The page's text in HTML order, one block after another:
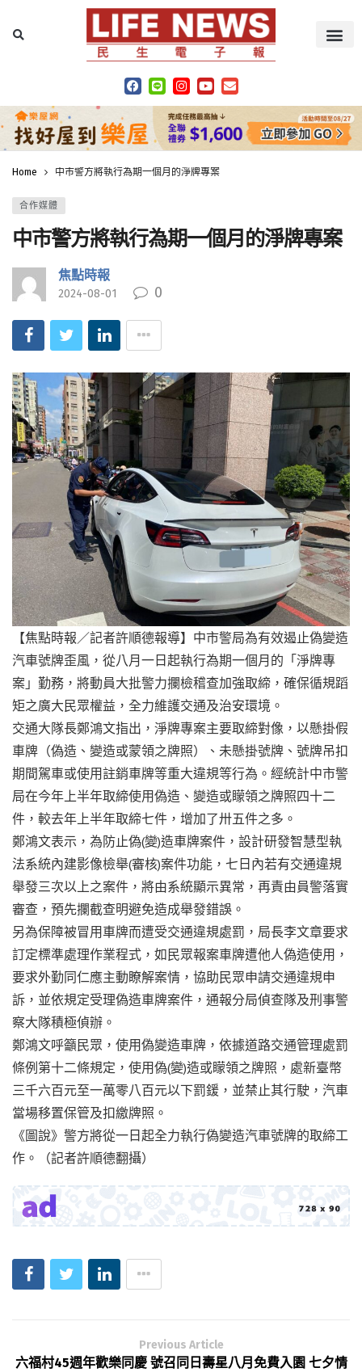
Home 中市警方將執行為期一個月的淨牌專案
合作媒體
中市警方將執行為期一個月的淨牌專案
焦點時報
2024-08-01 0
【焦點時報／記者許順德報導】中市警局為有效遏止偽變造
汽車號牌歪風，從八月一日起執行為期一個月的「淨牌專
案」勤務，將動員大批警力攔檢稽查加強取締，確保循規蹈
矩之廣大民眾權益，全力維護交通及治安環境。
交通大隊長鄭鴻文指出，淨牌專案主要取締對像，以懸掛假
車牌（偽造、變造或蒙領之牌照）、未懸掛號牌、號牌吊扣
期間駕車或使用註銷車牌等重大違規等行為。經統計中市警
局在今年上半年取締使用偽造、變造或矇領之牌照四十二
件，較去年上半年取締七件，增加了卅五件之多。
鄭鴻文表示，為防止偽(變)造車牌案件，設計研發智慧型執
法系統內建影像檢舉(審核)案件功能，七日內若有交通違規
舉發三次以上之案件，將由系統顯示異常，再責由員警落實
審查，預先攔截查明避免造成舉發錯誤。
另為保障被冒用車牌而遭受交通違規處罰，局長李文章要求
訂定標準處理作業程式，如民眾報案車牌遭他人偽造使用，
要求外勤同仁應主動瞭解案情，協助民眾申請交通違規申
訴，並依規定受理偽造車牌案件，通報分局偵查隊及刑事警
察大隊積極偵辦。
鄭鴻文呼籲民眾，使用偽變造車牌，依據道路交通管理處罰
條例第十二條規定，使用偽(變)造或矇領之牌照，處新臺幣
三千六百元至一萬零八百元以下罰鍰，並禁止其行駛，汽車
當場移置保管及扣繳牌照。
《圖說》警方將從一日起全力執行偽變造汽車號牌的取締工
作。（記者許順德翻攝）
Previous Article
六福村45週年歡樂同慶 號召同日壽星八月免費入園 七夕情